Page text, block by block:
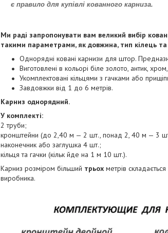
є правило для купівлі кованного карниза.
Ми раді запропонувати вам великий вибір
такими параметрами, як довжина, тип кілець та
Однорядні ковані карнизи для штор.
Виготовлені в кольорі біле золото, антик,
Укомплектовані кільцями з гачками або
Завдовжки від 1 до 6 метрів.
Карниз однорядний.
У комплекті:
2 труби;
кронштейни (до 2,40 м — 2 шт., понад 2, 40 м — 3
наконечник або заглушка 4 шт.;
кільця та гачки (кільк йде на 1 м 10 шт.).
Карниз розміром більший трьох метрів
виробника.